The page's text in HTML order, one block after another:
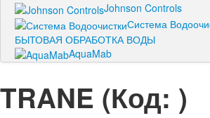
Johnson Controls
Система
БЫТОВАЯ ОБРАБОТКА ВОДЫ
AquaMab
TRANE (Код: )